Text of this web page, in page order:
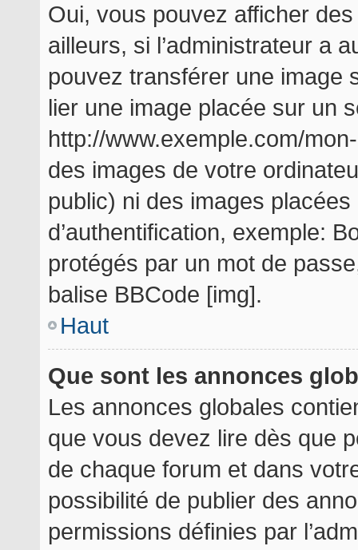
Oui, vous pouvez afficher
ailleurs, si l’administrateur a
pouvez transférer une image
lier une image placée sur un
http://www.exemple.com/
des images de votre
public) ni des images
d’authentification, exemple:
protégés par un mot de
balise BBCode [img].
Haut
Que sont les annonces
Les annonces globales
que vous devez lire dès que
de chaque forum et dans
possibilité de publier des
permissions définies par